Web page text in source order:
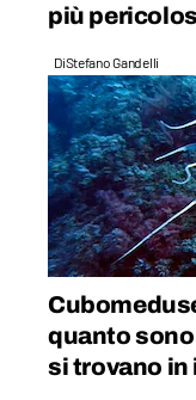
più
DiStefano Gandelli
quanto
si trovano in